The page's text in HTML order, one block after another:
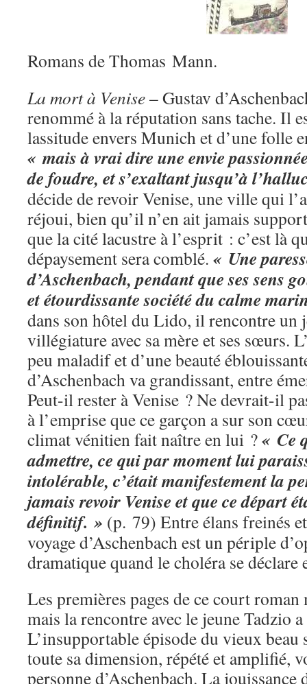
Romans de Thomas Mann.
La mort à Venise– Gustav
renommé à la réputation sans tache. Il
lassitude envers Munich et d’une folle
« mais à vrai dire une envie
de foudre, et s’exaltant jusqu’à
décide de revoir Venise, une ville qui
réjoui, bien qu’il n’en ait jamais
que la cité lacustre à l’esprit : c’est là
dépaysement sera comblé. « Une
d’Aschenbach, pendant que ses sens
et étourdissante société du calme
dans son hôtel du Lido, il rencontre un
villégiature avec sa mère et ses sœurs.
peu maladif et d’une beauté
d’Aschenbach va grandissant, entre
Peut-il rester à Venise ? Ne devrait-il
à l’emprise que ce garçon a sur son
climat vénitien fait naître en lui ?« Ce
admettre, ce qui par moment lui
intolérable, c’était manifestement la
jamais revoir Venise et que ce départ
définitif. » (p. 79) Entre élans freinés
voyage d’Aschenbach est un périple
dramatique quand le choléra se déclare
Les premières pages de ce court roman
mais la rencontre avec le jeune Tadzio
L’insupportable épisode du vieux beau
toute sa dimension, répété et amplifié,
personne d’Aschenbach. La jouissance